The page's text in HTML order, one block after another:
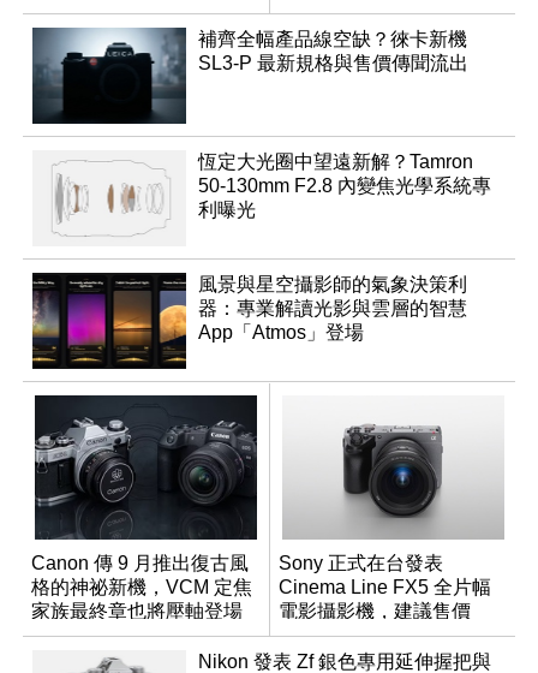
乾鏡
體
補齊全幅產品線空缺？徠卡新機
SL3-P 最新規格與售價傳聞流出
恆定大光圈中望遠新解？Tamron
50-130mm F2.8 內變焦光學系統專
利曝光
風景與星空攝影師的氣象決策利
器：專業解讀光影與雲層的智慧
App「Atmos」登場
Canon 傳 9 月推出復古風
格的神祕新機，VCM 定焦
家族最終章也將壓軸登場
Sony 正式在台發表
Cinema Line FX5 全片幅
電影攝影機，建議售價
NT$144,980
Nikon 發表 Zf 銀色專用延伸握把與